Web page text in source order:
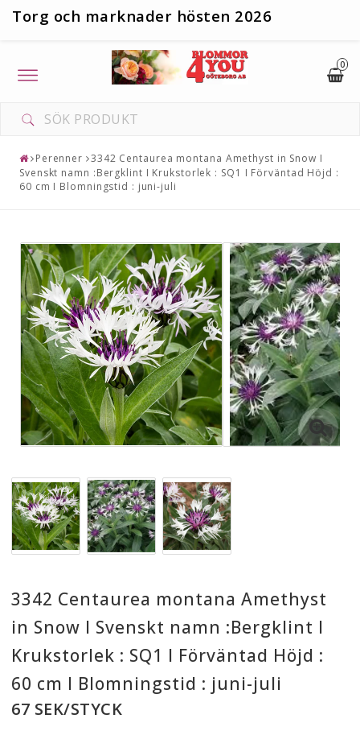
Torg och marknader hösten 2026
0
Toggle
navigation
Perenner
3342 Centaurea montana Amethyst in Snow I
Svenskt namn :Bergklint I Krukstorlek : SQ1 I Förväntad Höjd :
60 cm I Blomningstid : juni-juli
3342 Centaurea montana Amethyst
in Snow I Svenskt namn :Bergklint I
Krukstorlek : SQ1 I Förväntad Höjd :
60 cm I Blomningstid : juni-juli
67 SEK/STYCK